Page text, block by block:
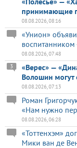
принимающие
08.08.2026, 08:16
«Унион»
08.08.2026, 07:48
«Верес» —
Волошин могут
3
08.08.2026, 07:13
Роман
«Нам нужно
08.08.2026, 06:28
«Тоттенхэм»
Мики ван де